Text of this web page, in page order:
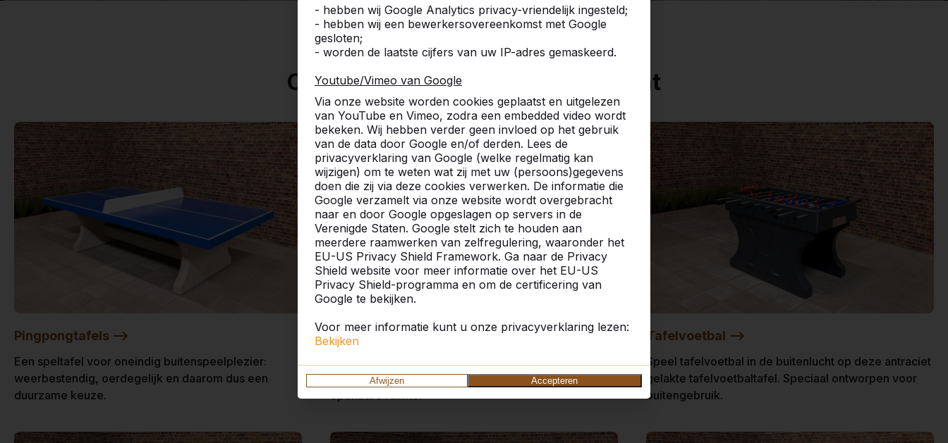
- hebben wij Google Analytics privacy-vriendelijk ingesteld;
- hebben wij een bewerkersovereenkomst met Google
gesloten;
- worden de laatste cijfers van uw IP-adres gemaskeerd.
Youtube/Vimeo van Google
Via onze website worden cookies geplaatst en uitgelezen
van YouTube en Vimeo, zodra een embedded video wordt
bekeken. Wij hebben verder geen invloed op het gebruik
van de data door Google en/of derden. Lees de
privacyverklaring van Google (welke regelmatig kan
wijzigen) om te weten wat zij met uw (persoons)gegevens
doen die zij via deze cookies verwerken. De informatie die
Google verzamelt via onze website wordt overgebracht
naar en door Google opgeslagen op servers in de
Verenigde Staten. Google stelt zich te houden aan
meerdere raamwerken van zelfregulering, waaronder het
EU-US Privacy Shield Framework. Ga naar de Privacy
Shield website voor meer informatie over het EU-US
Privacy Shield-programma en om de certificering van
Google te bekijken.
Voor meer informatie kunt u onze privacyverklaring lezen:
Bekijken
Afwijzen Accepteren
Ontdek ons complete assortiment
Pingpongtafels -->
Een speltafel voor oneindig buitenspeelplezier:
weerbestendig, oerdegelijk en daarom dus een
duurzame keuze.
Voetvolleybaltafels -->
Voetvolleybal is een combinatie van tafeltennis en
voetbal. Ideaal op een schoolplein, camping of
openbare ruimte.
Tafelvoetbal -->
Speel tafelvoetbal in de buitenlucht op deze antraciet
gelakte tafelvoetbaltafel. Speciaal ontworpen voor
buitengebruik.